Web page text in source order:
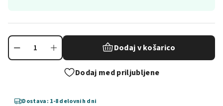
Dodaj v košarico
Dodaj med priljubljene
Dostava: 1-8 delovnih dni